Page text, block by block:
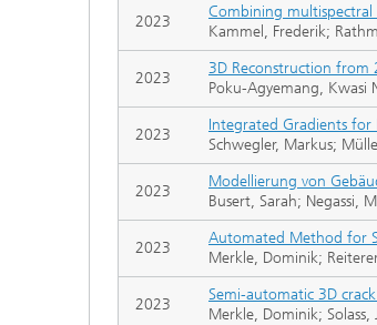
2023
Combining
Kammel, Frederik;
2023
3D Reconstruction from
Poku-Agyemang, Kwasi
2023
Integrated Gradients for
Schwegler, Markus;
2023
Modellierung von
Busert, Sarah; Negassi,
2023
Automated Method for
Merkle, Dominik;
2023
Semi-automatic 3D
Merkle, Dominik;